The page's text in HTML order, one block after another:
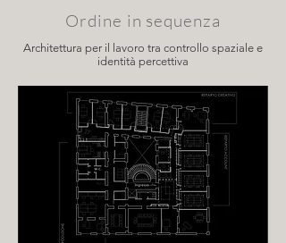
Ordine in sequenza
Architettura per il lavoro tra controllo spaziale e
identità percettiva